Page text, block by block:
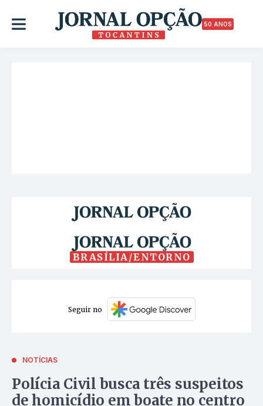
50 ANOS
BRASÍLIA/ENTORNO
Seguir no
NOTÍCIAS
Polícia Civil busca três suspeitos
de homicídio em boate no centro